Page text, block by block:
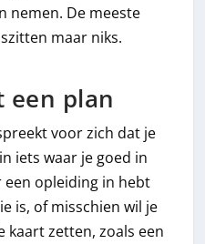
nemen. De meeste
maar niks.
een plan
voor zich dat je
iets waar je goed in
een opleiding in hebt
is, of misschien wil je
kaart zetten, zoals een